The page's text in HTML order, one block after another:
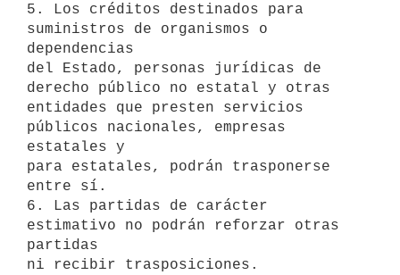
5. Los créditos destinados para
suministros de organismos o
dependencias
del Estado, personas jurídicas de
derecho público no estatal y otras
entidades que presten servicios
públicos nacionales, empresas
estatales y
para estatales, podrán trasponerse
entre sí.
6. Las partidas de carácter
estimativo no podrán reforzar otras
partidas
ni recibir trasposiciones.